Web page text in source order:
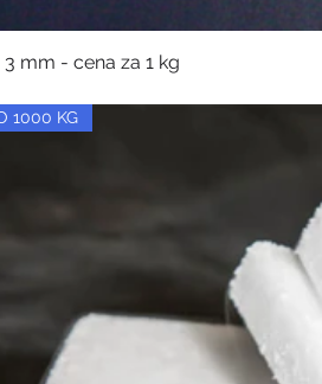
mm - cena za 1 kg
1000 KG